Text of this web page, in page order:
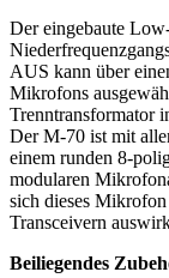
Der eingebaute
AUS kann über
Mikrofons
Trenntransformator
Der M-70 ist mit
einem runden 8-
modularen
sich dieses
Transceivern
Beiliegendes